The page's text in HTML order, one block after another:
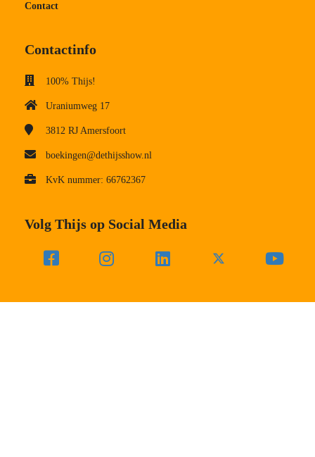
Contact
Contactinfo
100% Thijs!
Uraniumweg 17
3812 RJ Amersfoort
boekingen@dethijsshow.nl
KvK nummer: 66762367
Volg Thijs op Social Media